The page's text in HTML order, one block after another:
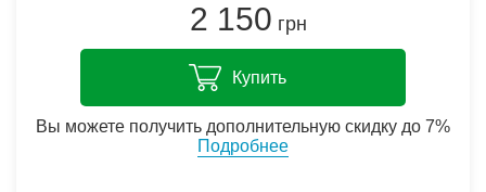
2 150 грн
Купить
Вы можете получить дополнительную скидку до 7%
Подробнее